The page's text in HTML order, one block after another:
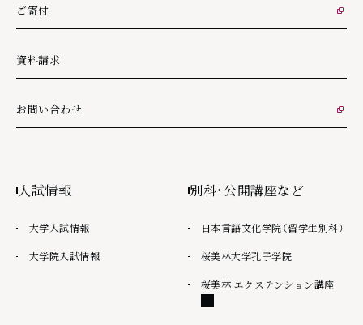
ご寄付
外部リンク
資料請求
お問い合わせ
外部リンク
入試情報
大学入試情報
大学院入試情報
別科・公開講座など
日本言語文化学院（留学生別科）
桜美林大学孔子学院
桜美林 エクステンション講座外部